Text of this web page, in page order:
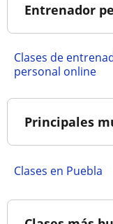
Entrenador
Clases de entrenador
personal online
Principales
Clases en Puebla